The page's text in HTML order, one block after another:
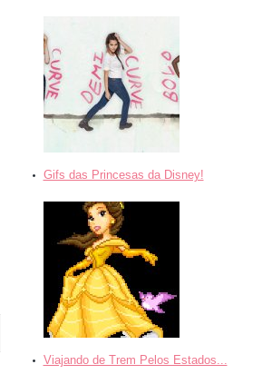
Gifs das Princesas da Disney!
Viajando de Trem Pelos Estados...